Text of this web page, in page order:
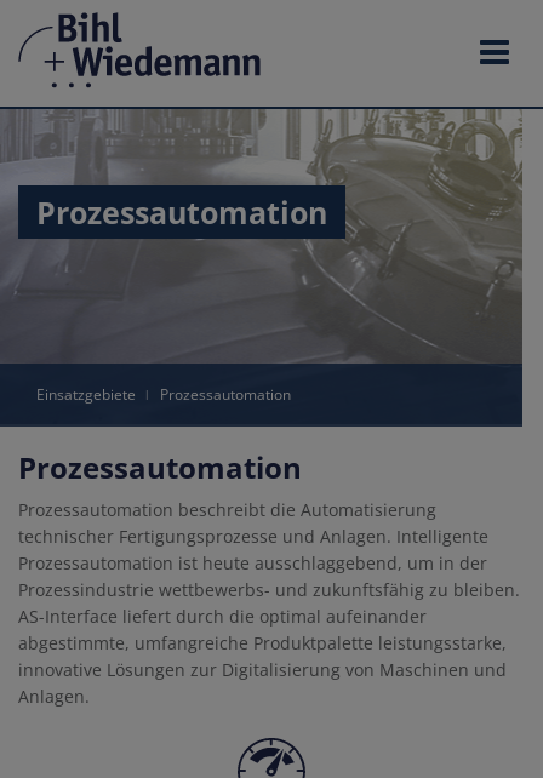
Inhalt
springen
Prozessautomation
Einsatzgebiete ǀ Prozessautomation
Prozessautomation
Prozessautomation beschreibt die Automatisierung
technischer Fertigungsprozesse und Anlagen. Intelligente
Prozessautomation ist heute ausschlaggebend, um in der
Prozessindustrie wettbewerbs- und zukunftsfähig zu bleiben.
AS-Interface liefert durch die optimal aufeinander
abgestimmte, umfangreiche Produktpalette leistungsstarke,
innovative Lösungen zur Digitalisierung von Maschinen und
Anlagen.